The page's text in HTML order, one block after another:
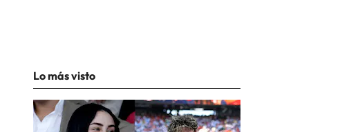
Lo más visto